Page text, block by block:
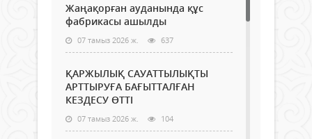
Жаңақорған ауданында құс
фабрикасы ашылды
07 тамыз 2026 ж. 637
ҚАРЖЫЛЫҚ САУАТТЫЛЫҚТЫ
АРТТЫРУҒА БАҒЫТТАЛҒАН
КЕЗДЕСУ ӨТТІ
07 тамыз 2026 ж. 104